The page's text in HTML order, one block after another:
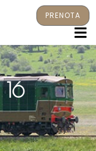
PRENOTA
16